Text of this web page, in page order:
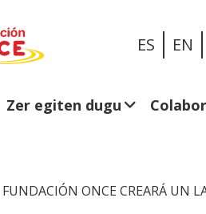
ES EN
Zer egiten dugu
FUNDACIÓN ONCE CREARÁ UN